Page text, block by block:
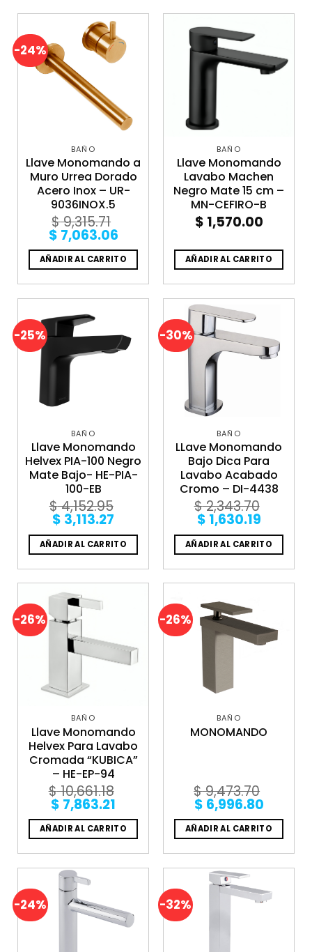
-24%
BAÑO
Llave Monomando a
Muro Urrea Dorado
Acero Inox – UR-
9036INOX.5
$9,315.71
Original
price
was:
$ 9,315.71.
$ 7,063.06Current
price
is:
$ 7,063.06.
AÑADIR AL CARRITO
BAÑO
Llave Monomando
Lavabo Machen
Negro Mate 15 cm –
MN-CEFIRO-B
$ 1,570.00
AÑADIR AL CARRITO
-25%
BAÑO
Llave Monomando
Helvex PIA-100 Negro
Mate Bajo- HE-PIA-
100-EB
$4,152.95
Original
price
was:
$ 4,152.95.
$ 3,113.27
price
is:
$ 3,113.27.
AÑADIR AL CARRITO
-30%
BAÑO
LLave Monomando
Bajo Dica Para
Lavabo Acabado
Cromo – DI-4438
$2,343.70
Original
price
was:
$ 2,343.70.
$ 1,630.19
price
is:
$
AÑADIR AL CARRITO
-26%
BAÑO
Llave Monomando
Helvex Para Lavabo
Cromada “KUBICA”
– HE-EP-94
$10,661.18
Original
price
was:
$ 10,661.18.
$ 7,863.21
price
is:
$ 7,863.21.
AÑADIR AL CARRITO
-26%
BAÑO
MONOMANDO
$9,473.70
Original
price
was:
$ 9,473.70.
$ 6,996.80
price
is:
$
AÑADIR AL CARRITO
-24% -32%